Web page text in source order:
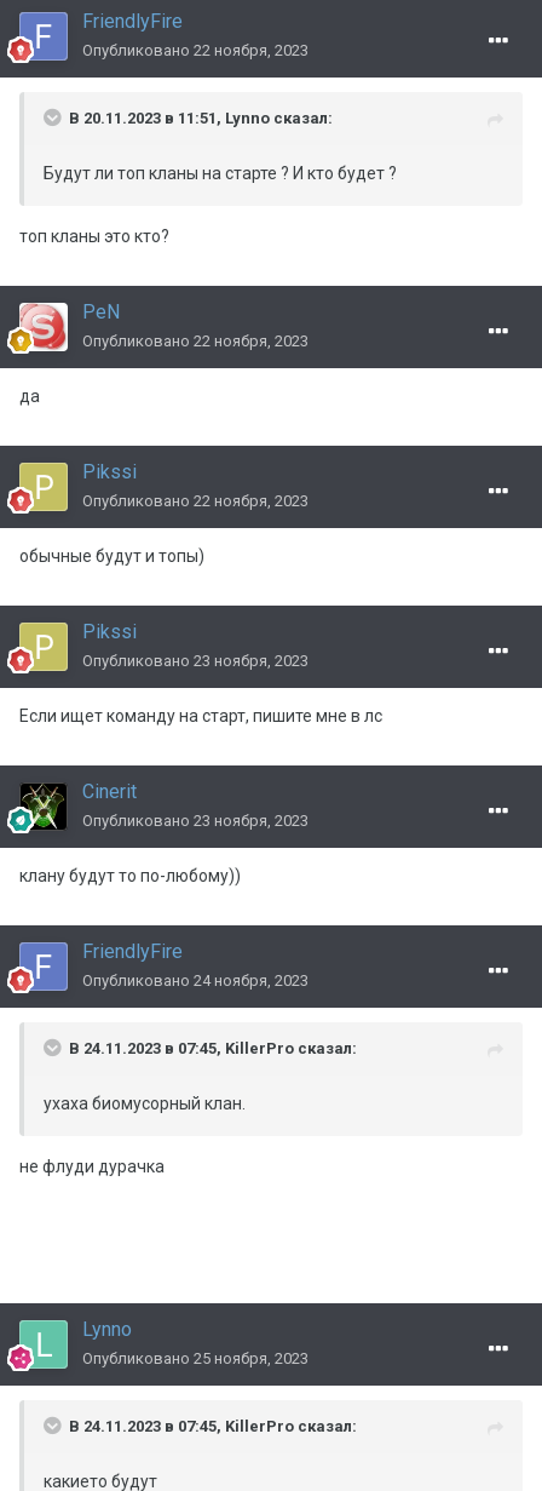
FriendlyFire
Опубликовано 22 ноября, 2023
В 20.11.2023 в 11:51, Lynno сказал:
Будут ли топ кланы на старте ? И кто будет ?
топ кланы это кто?
PeN
Опубликовано 22 ноября, 2023
да
Pikssi
Опубликовано 22 ноября, 2023
обычные будут и топы)
Pikssi
Опубликовано 23 ноября, 2023
Если ищет команду на старт, пишите мне в лс
Cinerit
Опубликовано 23 ноября, 2023
клану будут то по-любому))
FriendlyFire
Опубликовано 24 ноября, 2023
В 24.11.2023 в 07:45, KillerPro сказал:
ухаха биомусорный клан.
не флуди дурачка
Lynno
Опубликовано 25 ноября, 2023
В 24.11.2023 в 07:45, KillerPro сказал:
какието будут